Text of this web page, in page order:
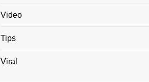
Video
Tips
Viral